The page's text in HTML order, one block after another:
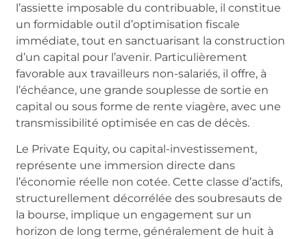
l’assiette imposable du contribuable, il constitue
un formidable outil d’optimisation fiscale
immédiate, tout en sanctuarisant la construction
d’un capital pour l’avenir. Particulièrement
favorable aux travailleurs non-salariés, il offre, à
l’échéance, une grande souplesse de sortie en
capital ou sous forme de rente viagère, avec une
transmissibilité optimisée en cas de décès.
Le Private Equity, ou capital-investissement,
représente une immersion directe dans
l’économie réelle non cotée. Cette classe d’actifs,
structurellement décorrélée des soubresauts de
la bourse, implique un engagement sur un
horizon de long terme, généralement de huit à